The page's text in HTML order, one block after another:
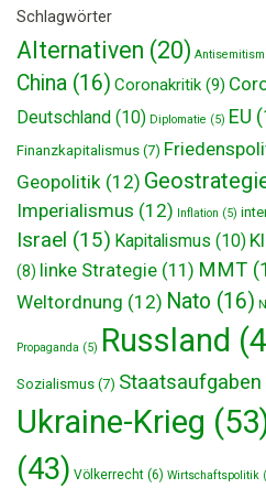
Schlagwörter
Alternativen (20)
China (16) Coronakritik (9)
Deutschland (10) Diplomatie (5) EU
Finanzkapitalismus (7)
Geopolitik (12)
Imperialismus (12) Inflation (5)
Israel (15) Kapitalismus (10)
(8) linke Strategie (11) MMT
Weltordnung (12) Nato (16)
Propaganda (5) Russland
Sozialismus (7) Staatsaufgaben
Ukraine-Krieg
(43) Völkerrecht (6) Wirtschaftspolitik